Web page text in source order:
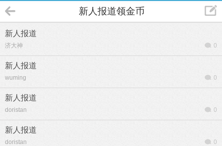
新人报道领金币
新人报道
济大神 0
新人报道
wuming 0
新人报道
doristan 0
新人报道
doristan 0